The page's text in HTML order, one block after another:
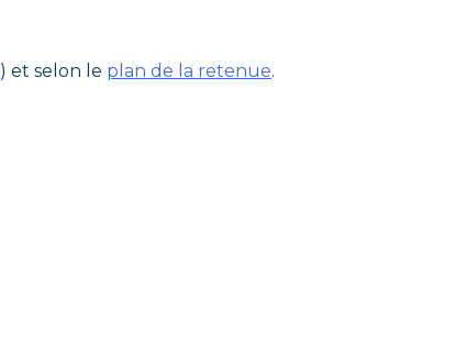
) et selon le plan de la retenue.